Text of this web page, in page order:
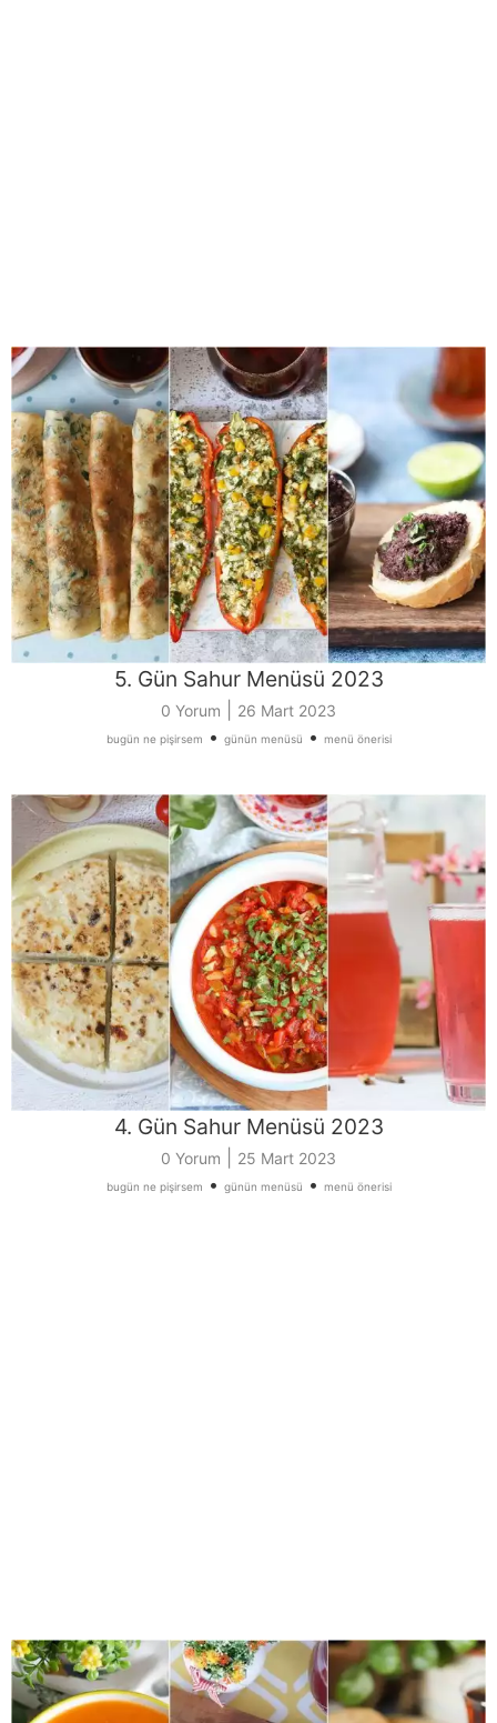
5. Gün Sahur Menüsü 2023
0 Yorum 26 Mart 2023
bugün ne pişirsem • günün menüsü • menü önerisi
4. Gün Sahur Menüsü 2023
0 Yorum 25 Mart 2023
bugün ne pişirsem • günün menüsü • menü önerisi